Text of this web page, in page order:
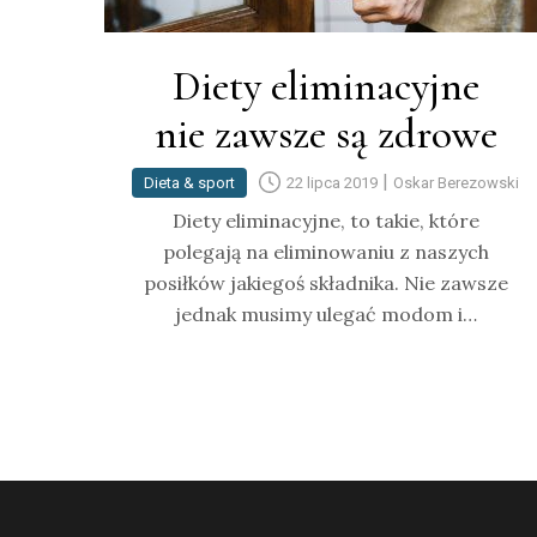
Diety eliminacyjne
nie zawsze są zdrowe
Dieta & sport 22 lipca 2019 | Oskar Berezowski
Diety eliminacyjne, to takie, które
polegają na eliminowaniu z naszych
posiłków jakiegoś składnika. Nie zawsze
jednak musimy ulegać modom i…